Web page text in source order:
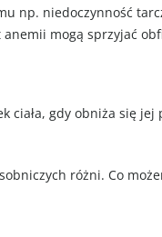
np. niedoczynność
mogą sprzyjać
gdy obniża się jej
różni. Co